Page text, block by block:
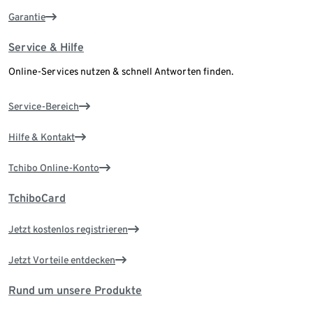
Garantie
Service & Hilfe
Online-Services nutzen & schnell Antworten finden.
Service-Bereich
Hilfe & Kontakt
Tchibo Online-Konto
TchiboCard
Jetzt kostenlos registrieren
Jetzt Vorteile entdecken
Rund um unsere Produkte